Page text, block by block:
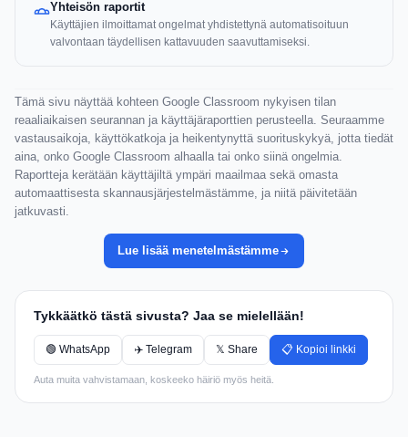
Yhteisön raportit
Käyttäjien ilmoittamat ongelmat yhdistettynä automatisoituun
valvontaan täydellisen kattavuuden saavuttamiseksi.
Tämä sivu näyttää kohteen Google Classroom nykyisen tilan
reaaliaikaisen seurannan ja käyttäjäraporttien perusteella. Seuraamme
vastausaikoja, käyttökatkoja ja heikentynyttä suorituskykyä, jotta tiedät
aina, onko Google Classroom alhaalla tai onko siinä ongelmia.
Raportteja kerätään käyttäjiltä ympäri maailmaa sekä omasta
automaattisesta skannausjärjestelmästämme, ja niitä päivitetään
jatkuvasti.
Lue lisää menetelmästämme
Tykkäätkö tästä sivusta? Jaa se mielellään!
🟢 WhatsApp ✈️ Telegram 𝕏 Share 📋 Kopioi linkki
Auta muita vahvistamaan, koskeeko häiriö myös heitä.